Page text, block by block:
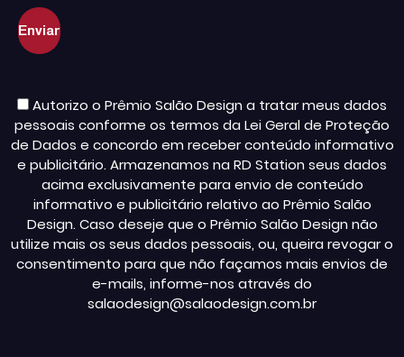
Autorizo o Prêmio Salão Design a tratar meus dados
pessoais conforme os termos da Lei Geral de Proteção
de Dados e concordo em receber conteúdo informativo
e publicitário. Armazenamos na RD Station seus dados
acima exclusivamente para envio de conteúdo
informativo e publicitário relativo ao Prêmio Salão
Design. Caso deseje que o Prêmio Salão Design não
utilize mais os seus dados pessoais, ou, queira revogar o
consentimento para que não façamos mais envios de
e-mails, informe-nos através do
salaodesign@salaodesign.com.br